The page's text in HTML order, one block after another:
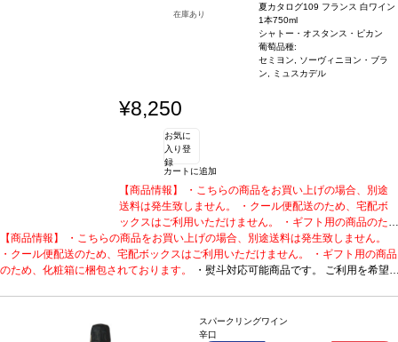
在庫あり
夏カタログ109 フランス 白ワイン
1本750ml
シャトー・オスタンス・ピカン
葡萄品種:
セミヨン, ソーヴィニヨン・ブラ
ン, ミュスカデル
¥8,250
お気に
入り登
録
カートに追加
【商品情報】 ・こちらの商品をお買い上げの場合、別途
送料は発生致しません。 ・クール便配送のため、宅配ボ
ックスはご利用いただけません。 ・ギフト用の商品のた
め、化粧箱に梱包されております。 ・熨斗対応可能商品
です。 ご利用を希望される場合、ご注文時コメント欄に
熨斗をご希望の旨と「結び・上部表書き内容・下部のお名
熨斗をご希望の場合、作成作業のため最短日出荷はお承り
致しかねます。 必ず最短日から+1日後より配送指定日を
【商品情報】 ・こちらの商品をお買い上げの場合、別途送料は発生致しません。
・クール便配送のため、宅配ボックスはご利用いただけません。 ・ギフト用の商品
のため、化粧箱に梱包されております。
・熨斗対応可能商品です。 ご利用を希望
のうえ「無地熨斗」とご記載ください。 ※熨斗をご希望の場合、作成作業のため最
短日出荷はお承り致しかねます。 必ず最短日から+1日後より配送指定日をご選択
スパークリングワイン
辛口